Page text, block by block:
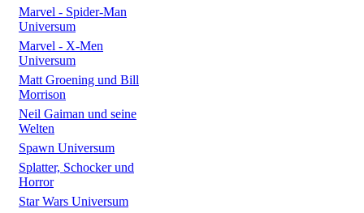
Marvel - Spider-Man
Universum
Marvel - X-Men
Universum
Matt Groening und Bill
Morrison
Neil Gaiman und seine
Welten
Spawn Universum
Splatter, Schocker und
Horror
Star Wars Universum